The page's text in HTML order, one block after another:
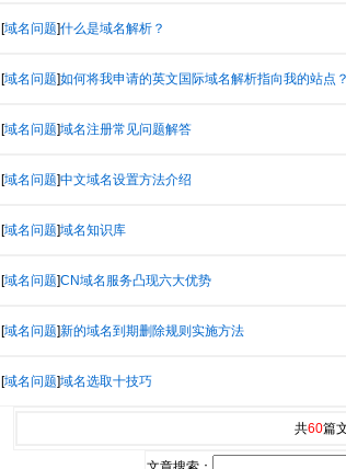
[域名问题]什么是域名解析？
[域名问题]如何将我申请的英文国际域名解析指向我的站点？
[域名问题]域名注册常见问题解答
[域名问题]中文域名设置方法介绍
[域名问题]域名知识库
[域名问题]CN域名服务凸现六大优势
[域名问题]新的域名到期删除规则实施方法
[域名问题]域名选取十技巧
共60篇